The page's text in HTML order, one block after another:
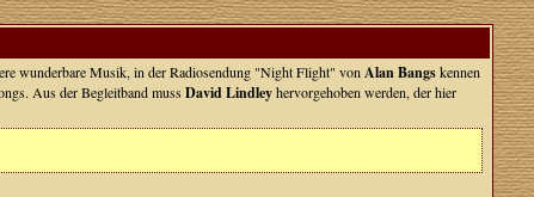
wunderbare Musik, in der Radiosendung "Night Flight" von Alan Bangskennen
Aus der Begleitband mussDavid Lindleyhervorgehoben werden, der hier